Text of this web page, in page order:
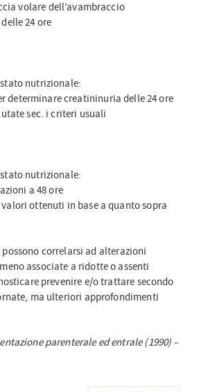
volare dell’avambraccio
24 ore
nutrizionale:
determinare creatininuria delle 24 ore
sec. i criteri usuali
nutrizionale:
a 48 ore
ottenuti in base a quanto sopra
correlarsi ad alterazioni
associate a ridotte o assenti
prevenire e/o trattare secondo
ma ulteriori approfondimenti
parenterale ed entrale (1990) –